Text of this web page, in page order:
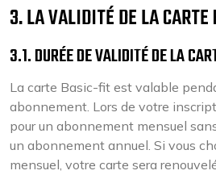
3. LA VALIDITÉ DE LA
3.1. DURÉE DE VALIDITÉ DE LA
La carte Basic-fit est valable
abonnement. Lors de votre
pour un abonnement mensuel
un abonnement annuel. Si vous
mensuel, votre carte sera